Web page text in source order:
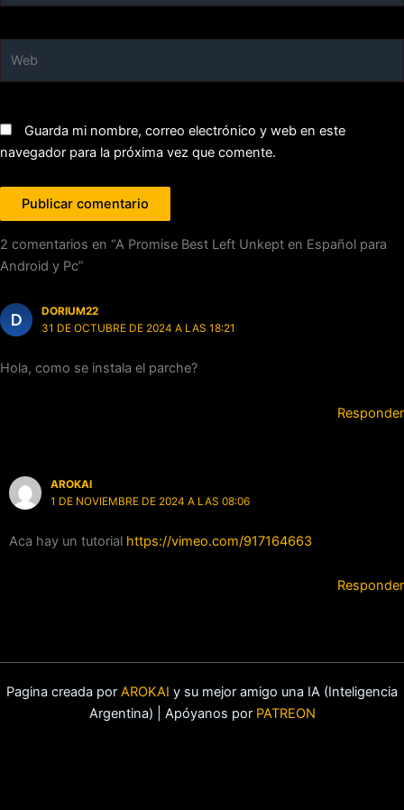
Guarda mi nombre, correo electrónico y web en este
navegador para la próxima vez que comente.
2 comentarios en “A Promise Best Left Unkept en Español para
Android y Pc”
DORIUM22
31 DE OCTUBRE DE 2024 A LAS 18:21
Hola, como se instala el parche?
Responder
AROKAI
1 DE NOVIEMBRE DE 2024 A LAS 08:06
Aca hay un tutorial https://vimeo.com/917164663
Responder
Pagina creada por AROKAI y su mejor amigo una IA (Inteligencia
Argentina) | Apóyanos por PATREON